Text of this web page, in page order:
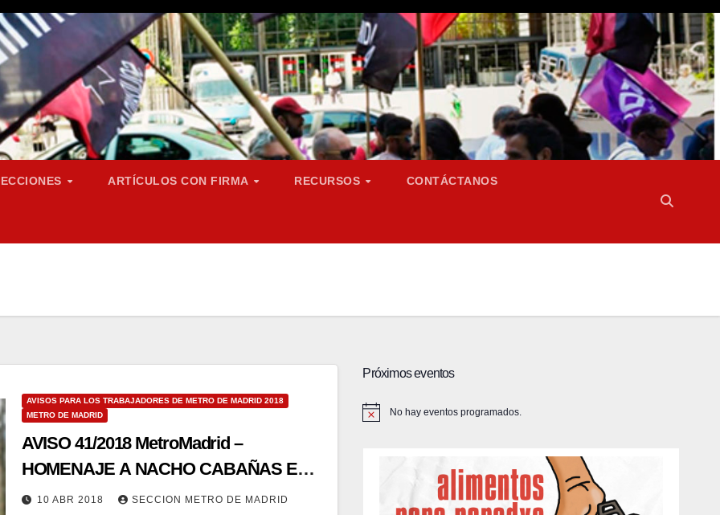
ARTÍCULOS CON FIRMA RECURSOS CONTÁCTANOS
AVISOS PARA LOS TRABAJADORES DE METRO DE MADRID 2018
METRO DE MADRID
AVISO 41/2018 MetroMadrid –
HOMENAJE A NACHO CABAÑAS EN
HONTANARES (RIAZA)
10 ABR 2018 SECCION METRO DE MADRID
Próximos eventos
A
No hay eventos programados.